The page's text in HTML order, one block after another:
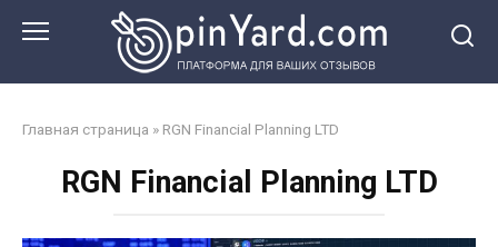
Главная страница » RGN Financial Planning LTD
RGN Financial Planning LTD